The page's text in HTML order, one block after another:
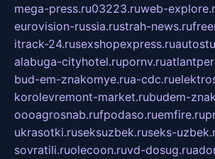
mega-press.ru03223.ruweb-
eurovision-russia.rustrah-news.ru
itrack-24.rusexshopexpress.ru
alabuga-cityhotel.rupornv.ru
bud-em-znakomye.rua-cdc.ru
korolevremont-market.rubudem-
oooagrosnab.rufpodaso.ruemfire.ru
ukrasotki.ruseksuzbek.ruseks-
sovratili.ruolecoon.ruvd-dosug.ru